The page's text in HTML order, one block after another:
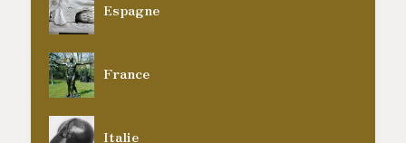
Espagne
France
Italie